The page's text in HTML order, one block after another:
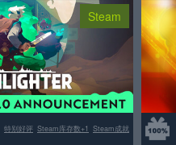
Steam
Steam成就
Steam库存数+1
特别好评